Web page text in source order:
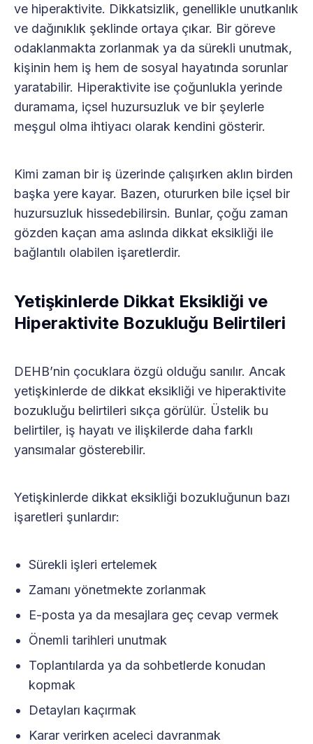
ve hiperaktivite. Dikkatsizlik, genellikle unutkanlık
ve dağınıklık şeklinde ortaya çıkar. Bir göreve
odaklanmakta zorlanmak ya da sürekli unutmak,
kişinin hem iş hem de sosyal hayatında sorunlar
yaratabilir. Hiperaktivite ise çoğunlukla yerinde
duramama, içsel huzursuzluk ve bir şeylerle
meşgul olma ihtiyacı olarak kendini gösterir.
Kimi zaman bir iş üzerinde çalışırken aklın birden
başka yere kayar. Bazen, otururken bile içsel bir
huzursuzluk hissedebilirsin. Bunlar, çoğu zaman
gözden kaçan ama aslında dikkat eksikliği ile
bağlantılı olabilen işaretlerdir.
Yetişkinlerde Dikkat Eksikliği ve
Hiperaktivite Bozukluğu Belirtileri
DEHB’nin çocuklara özgü olduğu sanılır. Ancak
yetişkinlerde de dikkat eksikliği ve hiperaktivite
bozukluğu belirtileri sıkça görülür. Üstelik bu
belirtiler, iş hayatı ve ilişkilerde daha farklı
yansımalar gösterebilir.
Yetişkinlerde dikkat eksikliği bozukluğunun bazı
işaretleri şunlardır:
Sürekli işleri ertelemek
Zamanı yönetmekte zorlanmak
E-posta ya da mesajlara geç cevap vermek
Önemli tarihleri unutmak
Toplantılarda ya da sohbetlerde konudan
kopmak
Detayları kaçırmak
Karar verirken aceleci davranmak